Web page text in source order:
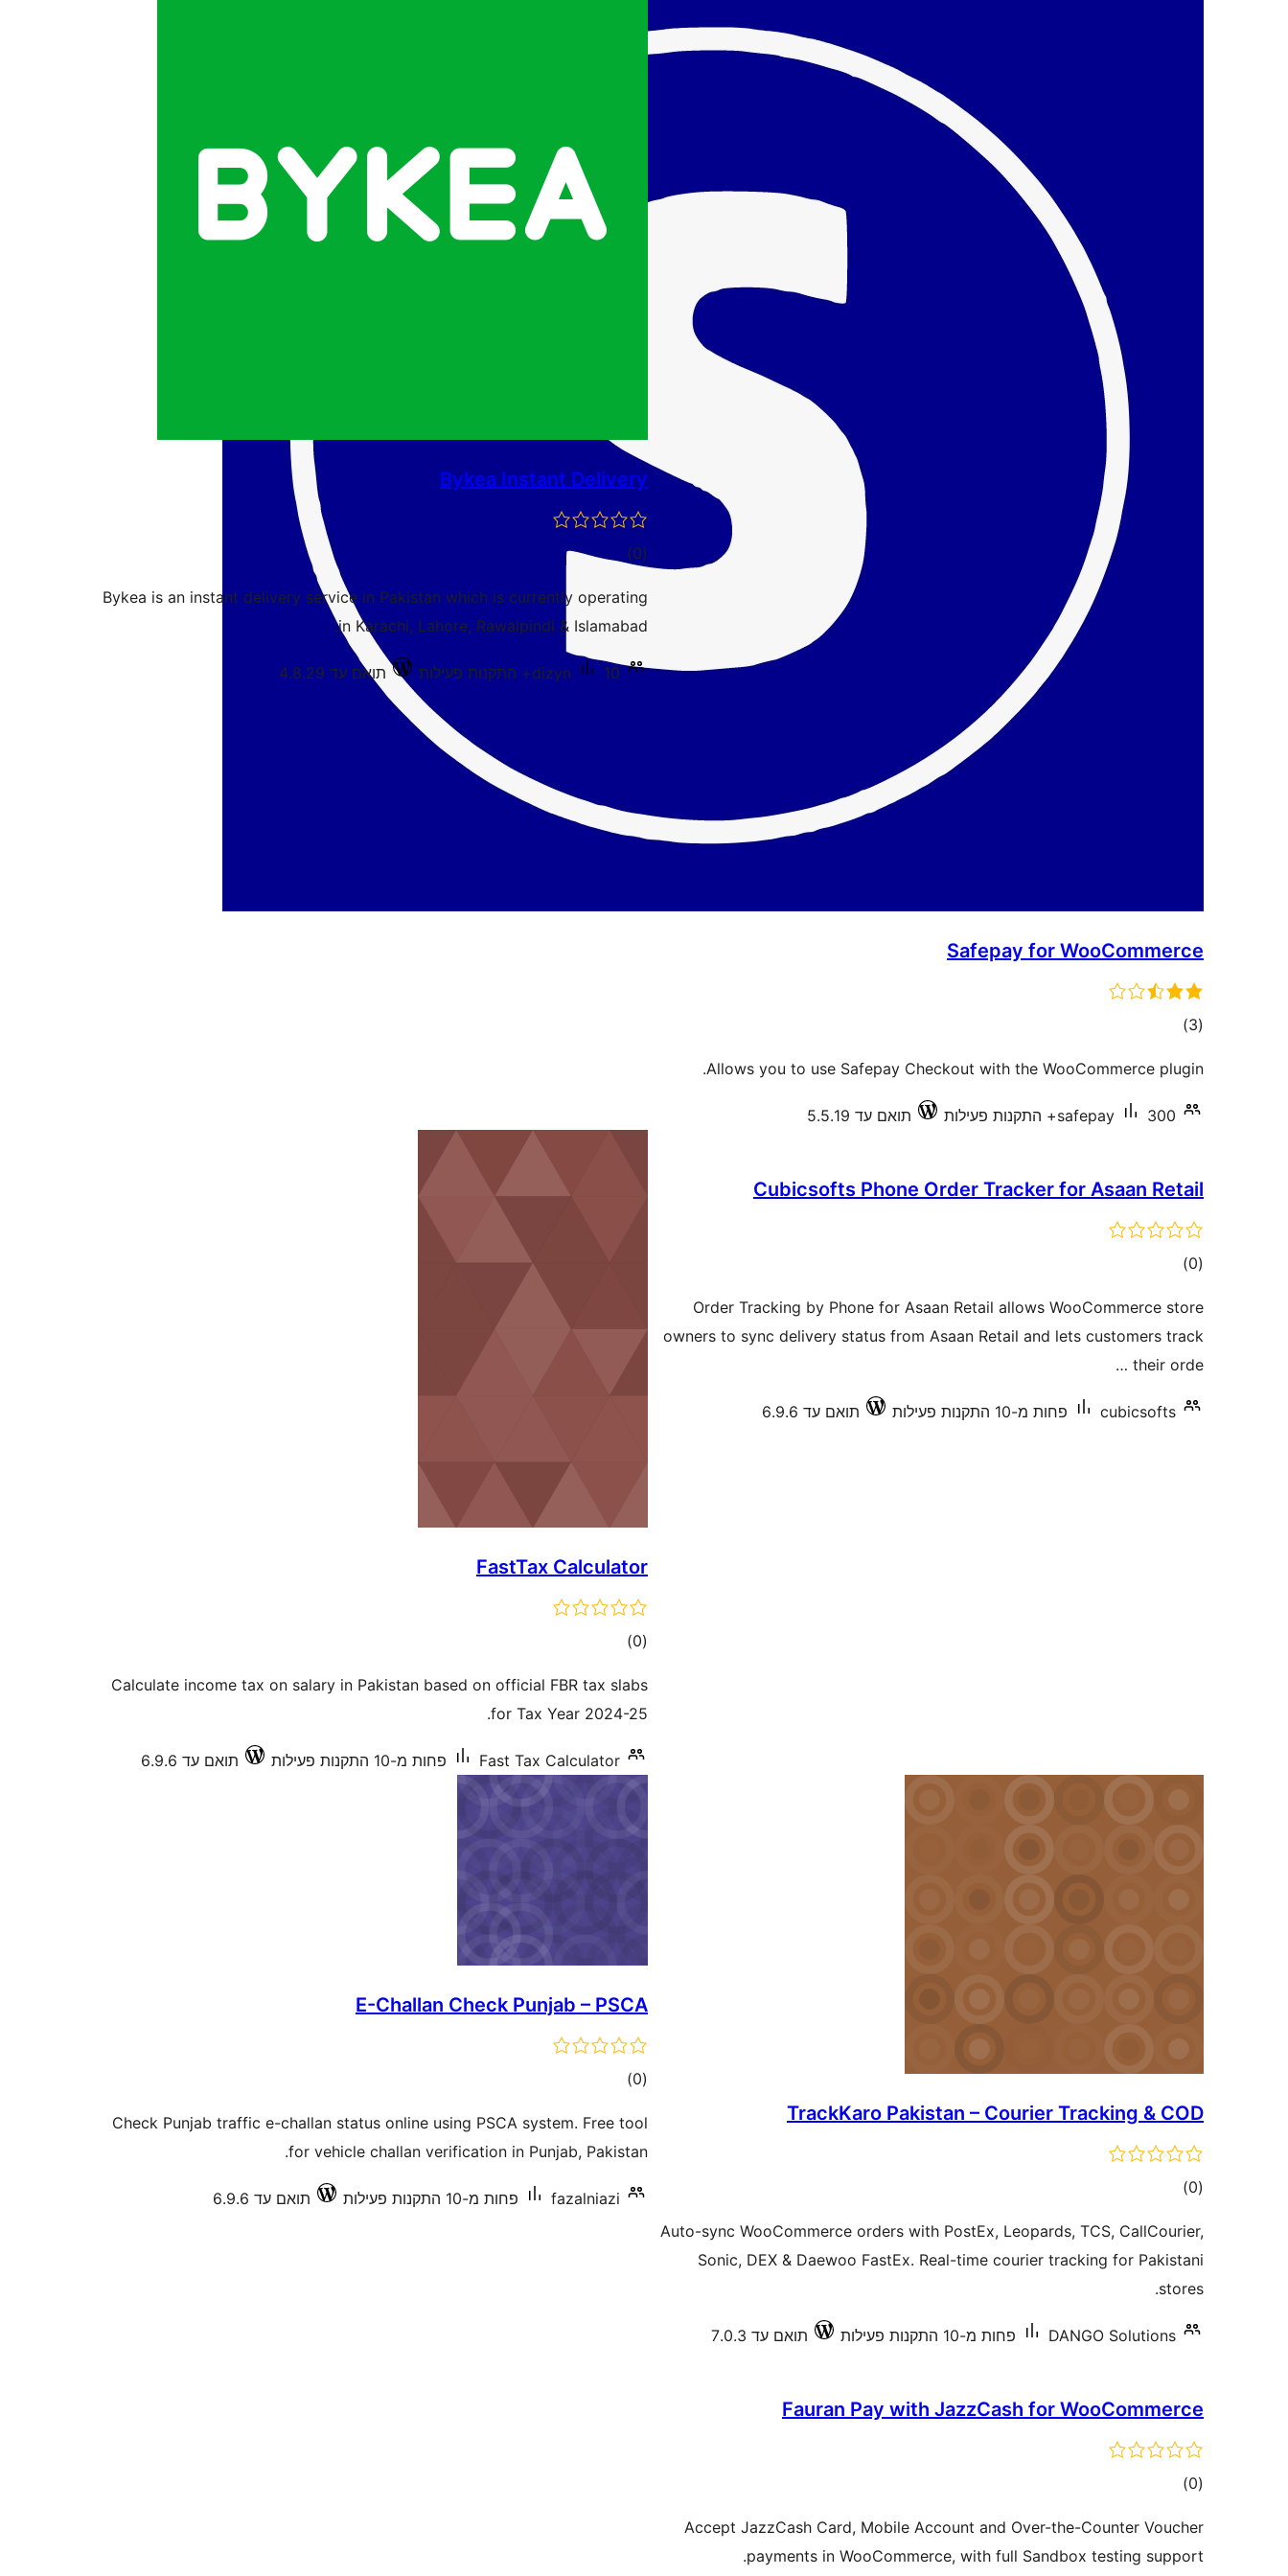
Safepay for WooCommerce
(3 דרוגים)
Allows you to use Safepay Checkout with the WooCommerce plugin.
safepay 300+ התקנות פעילות תואם עד 5.5.19
Bykea Instant Delivery
(0 דרוגים)
Bykea is an instant delivery service in Pakistan which is currently operating
in Karachi, Lahore, Rawalpindi & Islamabad.
dizyn 10+ התקנות פעילות תואם עד 4.8.29
Cubicsofts Phone Order Tracker for Asaan Retail
(0 דרוגים)
Order Tracking by Phone for Asaan Retail allows WooCommerce store
owners to sync delivery status from Asaan Retail and lets customers track
their orde …
cubicsofts פחות מ-10 התקנות פעילות תואם עד 6.9.6
FastTax Calculator
(0 דרוגים)
Calculate income tax on salary in Pakistan based on official FBR tax slabs
for Tax Year 2024-25.
Fast Tax Calculator פחות מ-10 התקנות פעילות תואם עד 6.9.6
TrackKaro Pakistan – Courier Tracking & COD
(0 דרוגים)
Auto-sync WooCommerce orders with PostEx, Leopards, TCS, CallCourier,
Sonic, DEX & Daewoo FastEx. Real-time courier tracking for Pakistani
stores.
DANGO Solutions פחות מ-10 התקנות פעילות תואם עד 7.0.3
E-Challan Check Punjab – PSCA
(0 דרוגים)
Check Punjab traffic e-challan status online using PSCA system. Free tool
for vehicle challan verification in Punjab, Pakistan.
fazalniazi פחות מ-10 התקנות פעילות תואם עד 6.9.6
Fauran Pay with JazzCash for WooCommerce
(0 דרוגים)
Accept JazzCash Card, Mobile Account and Over-the-Counter Voucher
payments in WooCommerce, with full Sandbox testing support.